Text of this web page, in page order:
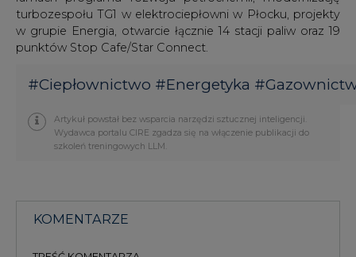
turbozespołu TG1 w elektrociepłowni w Płocku, projekty
w grupie Energia, otwarcie łącznie 14 stacji paliw oraz 19
punktów Stop Cafe/Star Connect.
#Ciepłownictwo #Energetyka #
Artykuł powstał bez wsparcia narzędzi sztucznej inteligencji.
Wydawca portalu CIRE zgadza się na włączenie publikacji do
szkoleń treningowych LLM.
KOMENTARZE